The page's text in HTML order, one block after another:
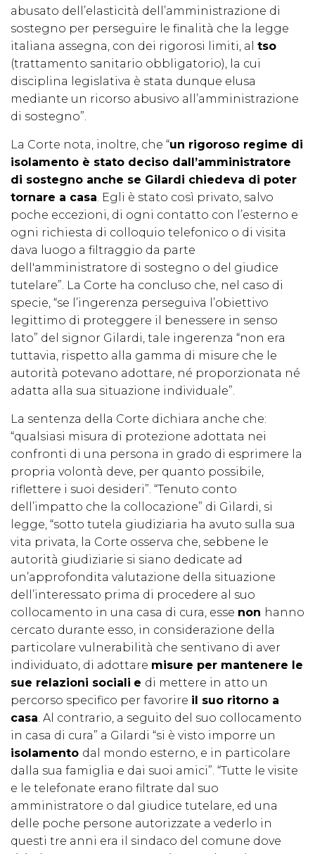
abusato dell’elasticità dell’amministrazione di
sostegno per perseguire le finalità che la legge
italiana assegna, con dei rigorosi limiti, al tso
(trattamento sanitario obbligatorio), la cui
disciplina legislativa è stata dunque elusa
mediante un ricorso abusivo all’amministrazione
di sostegno”.
La Corte nota, inoltre, che “un rigoroso regime di
isolamento è stato deciso dall’amministratore
di sostegno anche se Gilardi chiedeva di poter
tornare a casa. Egli è stato così privato, salvo
poche eccezioni, di ogni contatto con l’esterno e
ogni richiesta di colloquio telefonico o di visita
dava luogo a filtraggio da parte
dell'amministratore di sostegno o del giudice
tutelare”. La Corte ha concluso che, nel caso di
specie, “se l’ingerenza perseguiva l’obiettivo
legittimo di proteggere il benessere in senso
lato” del signor Gilardi, tale ingerenza “non era
tuttavia, rispetto alla gamma di misure che le
autorità potevano adottare, né proporzionata né
adatta alla sua situazione individuale”.
La sentenza della Corte dichiara anche che:
“qualsiasi misura di protezione adottata nei
confronti di una persona in grado di esprimere la
propria volontà deve, per quanto possibile,
riflettere i suoi desideri”. “Tenuto conto
dell’impatto che la collocazione” di Gilardi, si
legge, “sotto tutela giudiziaria ha avuto sulla sua
vita privata, la Corte osserva che, sebbene le
autorità giudiziarie si siano dedicate ad
un’approfondita valutazione della situazione
dell’interessato prima di procedere al suo
collocamento in una casa di cura, esse non hanno
cercato durante esso, in considerazione della
particolare vulnerabilità che sentivano di aver
individuato, di adottare misure per mantenere le
sue relazioni sociali e di mettere in atto un
percorso specifico per favorire il suo ritorno a
casa. Al contrario, a seguito del suo collocamento
in casa di cura” a Gilardi “si è visto imporre un
isolamento dal mondo esterno, e in particolare
dalla sua famiglia e dai suoi amici”. “Tutte le visite
e le telefonate erano filtrate dal suo
amministratore o dal giudice tutelare, ed una
delle poche persone autorizzate a vederlo in
questi tre anni era il sindaco del comune dove